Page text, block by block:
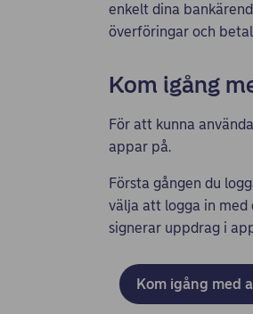
enkelt dina
överföringar och
Kom igång
För att kunna
appar på.
Första gången du
välja att logga in med
signerar uppdrag i
Kom igång med